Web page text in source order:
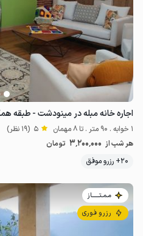
اجاره خانه مبله در مینودشت - طبقه
1 خوابه . 90 متر . تا 8 مهمان 5 (19 نظر)
هر شب از 3٬200٬000 تومان
20+ رزرو موفق
مـمـتــــــاز
رزرو فوری